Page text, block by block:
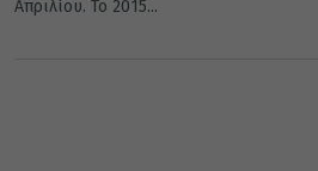
Απριλίου. Το 2015...